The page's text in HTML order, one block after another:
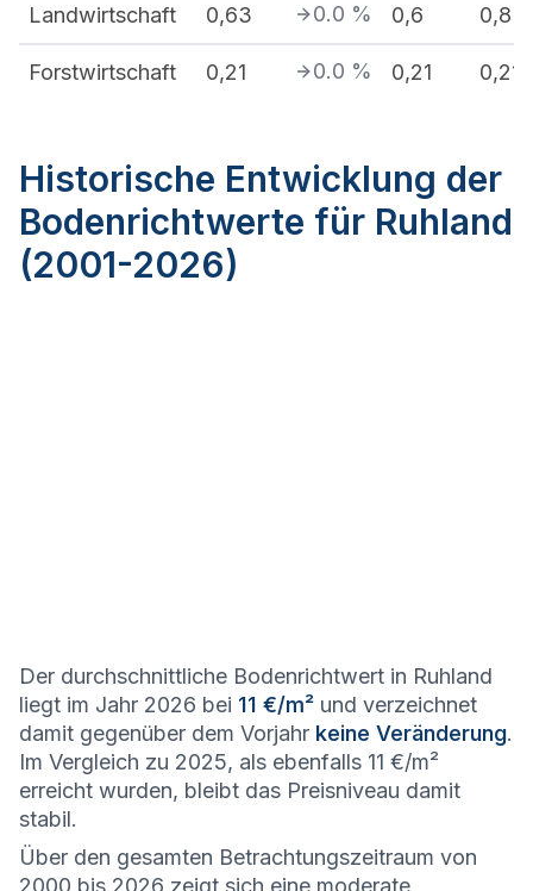
Landwirtschaft 0,63 0.0 % 0,6 0,8
Forstwirtschaft 0,21 0.0 % 0,21 0,21
Historische Entwicklung der
Bodenrichtwerte für Ruhland
(2001-2026)
Der durchschnittliche Bodenrichtwert in Ruhland
liegt im Jahr 2026 bei 11 €/m² und verzeichnet
damit gegenüber dem Vorjahr keine Veränderung.
Im Vergleich zu 2025, als ebenfalls 11 €/m²
erreicht wurden, bleibt das Preisniveau damit
stabil.
Über den gesamten Betrachtungszeitraum von
2000 bis 2026 zeigt sich eine moderate